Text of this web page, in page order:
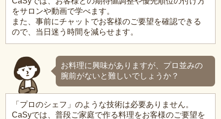
をサロンや動画で学べます。
また、事前にチャットでお客様のご要望を確認できる
ので、当日迷う時間を減らせます。
お料理に興味がありますが、プロ並みの
腕前がないと難しいでしょうか？
「プロのシェフ」のような技術は必要ありません。
CaSyでは、普段ご家庭で作る料理をお客様のご要望を